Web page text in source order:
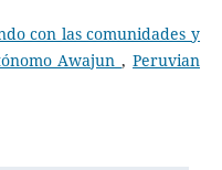
con las comunidades y
Awajun,Peruvian